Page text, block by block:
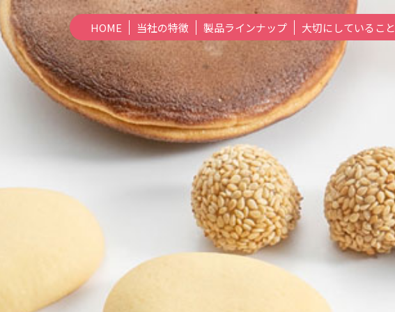
HOME 当社の特徴 製品ラインナップ 大切にしていること